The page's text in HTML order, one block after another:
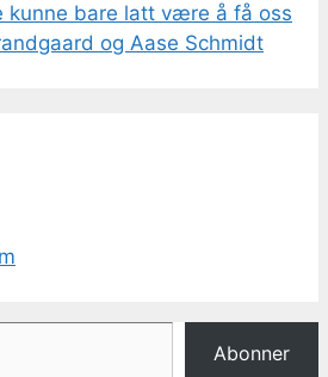
kunne bare latt være å få oss
og Aase Schmidt
Abonner